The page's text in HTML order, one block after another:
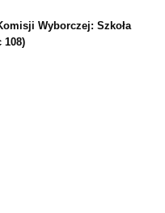
Wyborczej: Szkoła
108)